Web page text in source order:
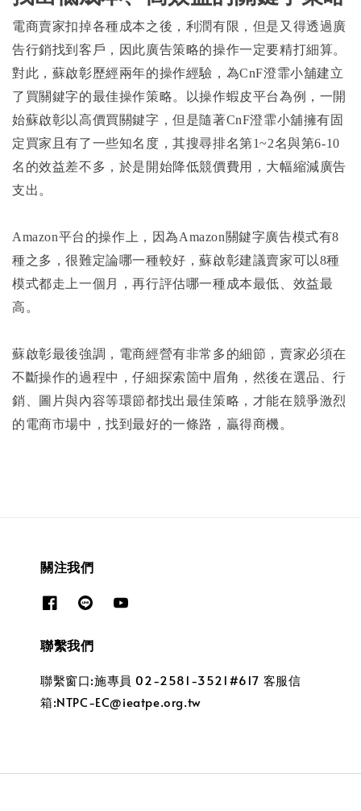
電商賣家扣掉各種成本之後，利潤有限，但是又得透過廣
告行銷找到客戶，因此廣告策略的操作一定要精打細算。
對此，蘇啟彰歷經兩年的操作經驗，為CnF澄霏小舖建立
了買關鍵字的最佳操作策略。以操作蝦皮平台為例，一開
始蘇啟彰以高價買關鍵字，但是隨著CnF澄霏小舖擁有固
定買家且有了一些知名度，其搜尋排名第1~2名與第6-10
名的效益差不多，於是開始降低競價費用，大幅縮減廣告
支出。
Amazon平台的操作上，因為Amazon關鍵字廣告模式有8
種之多，很難定論哪一種較好，蘇啟彰建議賣家可以8種
模式都走上一個月，再行評估哪一種成本最低、效益最
高。
蘇啟彰最後強調，電商經營有非常多的細節，賣家必須在
不斷操作的過程中，仔細探索箇中眉角，然後在選品、行
銷、圖片與內容等環節都找出最佳策略，才能在競爭激烈
的電商市場中，找到最好的一條路，贏得商機。
關注我們
聯繫我們
聯繫窗口:施專員 02-2581-3521#617 客服信
箱:NTPC-EC@ieatpe.org.tw